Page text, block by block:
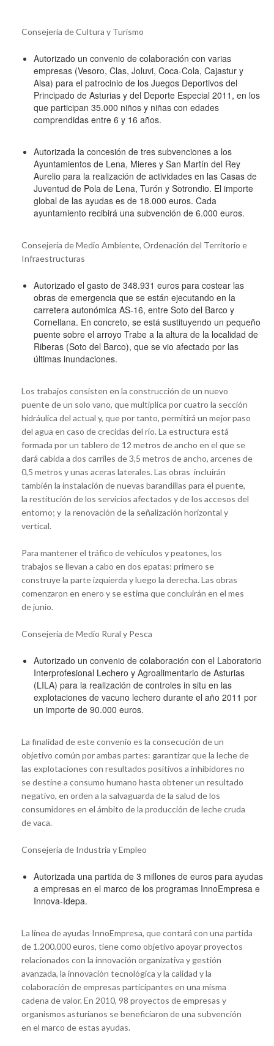
Consejería de Cultura y Turismo
Autorizado un convenio de colaboración con varias
empresas (Vesoro, Clas, Joluvi, Coca-Cola, Cajastur y
Alsa) para el patrocinio de los Juegos Deportivos del
Principado de Asturias y del Deporte Especial 2011, en los
que participan 35.000 niños y niñas con edades
comprendidas entre 6 y 16 años.
Autorizada la concesión de tres subvenciones a los
Ayuntamientos de Lena, Mieres y San Martín del Rey
Aurelio para la realización de actividades en las Casas de
Juventud de Pola de Lena, Turón y Sotrondio. El importe
global de las ayudas es de 18.000 euros. Cada
ayuntamiento recibirá una subvención de 6.000 euros.
Consejería de Medio Ambiente, Ordenación del Territorio e
Infraestructuras
Autorizado el gasto de 348.931 euros para costear las
obras de emergencia que se están ejecutando en la
carretera autonómica AS-16, entre Soto del Barco y
Cornellana. En concreto, se está sustituyendo un pequeño
puente sobre el arroyo Trabe a la altura de la localidad de
Riberas (Soto del Barco), que se vio afectado por las
últimas inundaciones.
Los trabajos consisten en la construcción de un nuevo
puente de un solo vano, que multiplica por cuatro la sección
hidráulica del actual y, que por tanto, permitirá un mejor paso
del agua en caso de crecidas del río. La estructura está
formada por un tablero de 12 metros de ancho en el que se
dará cabida a dos carriles de 3,5 metros de ancho, arcenes de
0,5 metros y unas aceras laterales. Las obras incluirán
también la instalación de nuevas barandillas para el puente,
la restitución de los servicios afectados y de los accesos del
entorno; y la renovación de la señalización horizontal y
vertical.
Para mantener el tráfico de vehículos y peatones, los
trabajos se llevan a cabo en dos epatas: primero se
construye la parte izquierda y luego la derecha. Las obras
comenzaron en enero y se estima que concluirán en el mes
de junio.
Consejería de Medio Rural y Pesca
Autorizado un convenio de colaboración con el Laboratorio
Interprofesional Lechero y Agroalimentario de Asturias
(LILA) para la realización de controles in situ en las
explotaciones de vacuno lechero durante el año 2011 por
un importe de 90.000 euros.
La finalidad de este convenio es la consecución de un
objetivo común por ambas partes: garantizar que la leche de
las explotaciones con resultados positivos a inhibidores no
se destine a consumo humano hasta obtener un resultado
negativo, en orden a la salvaguarda de la salud de los
consumidores en el ámbito de la producción de leche cruda
de vaca.
Consejería de Industria y Empleo
Autorizada una partida de 3 millones de euros para ayudas
a empresas en el marco de los programas InnoEmpresa e
Innova-Idepa.
La línea de ayudas InnoEmpresa, que contará con una partida
de 1.200.000 euros, tiene como objetivo apoyar proyectos
relacionados con la innovación organizativa y gestión
avanzada, la innovación tecnológica y la calidad y la
colaboración de empresas participantes en una misma
cadena de valor. En 2010, 98 proyectos de empresas y
organismos asturianos se beneficiaron de una subvención
en el marco de estas ayudas.